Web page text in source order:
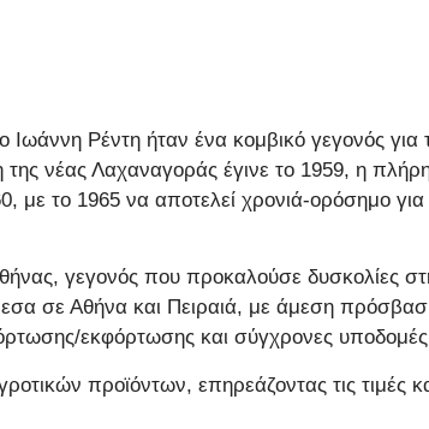
Ρέντη ήταν ένα κομβικό γεγονός για
νέας Λαχαναγοράς έγινε το 1959, η
με το 1965 να αποτελεί χρονιά-ορόσημο
γεγονός που προκαλούσε δυσκολίες
σε Αθήνα και Πειραιά, με άμεση
εκφόρτωσης και σύγχρονες
προϊόντων, επηρεάζοντας τις